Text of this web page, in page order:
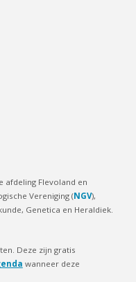
afdeling Flevoland en
Vereniging (NGV),
Genetica en Heraldiek.
Deze zijn gratis
wanneer deze